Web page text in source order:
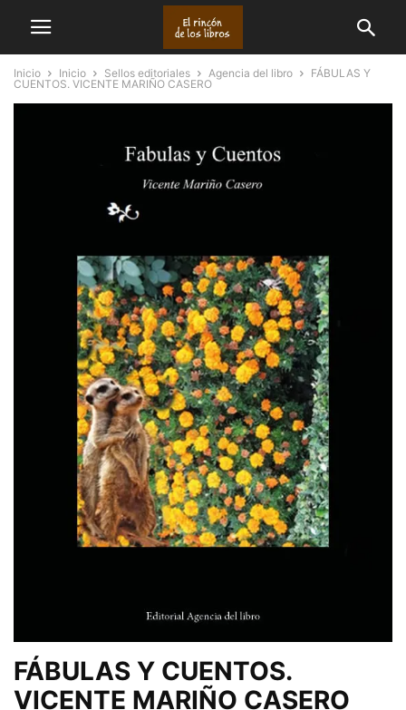
Inicio Inicio Sellos editoriales Agencia del libro
FÁBULAS Y
CUENTOS. VICENTE MARIÑO CASERO
FÁBULAS Y CUENTOS.
VICENTE MARIÑO CASERO